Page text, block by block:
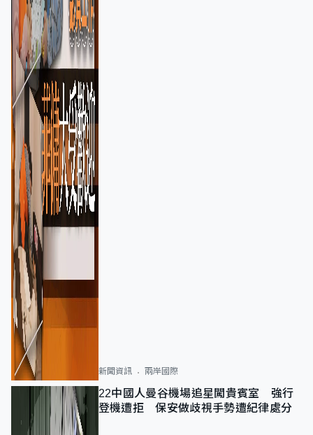
新聞資訊 兩岸國際
22中國人曼谷機場追星闖貴賓室 強行
登機遭拒 保安做歧視手勢遭紀律處分